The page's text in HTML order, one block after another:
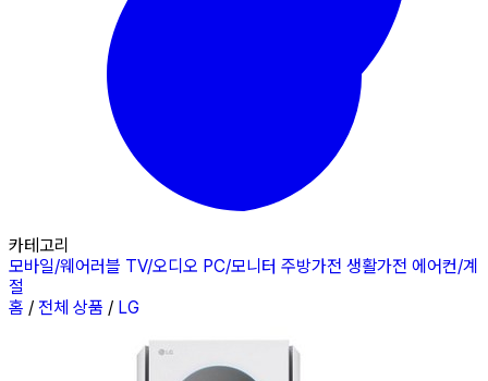
카테고리
모바일/웨어러블 TV/오디오 PC/모니터 주방가전 생활가전 에어컨/계
절
홈 / 전체 상품 / LG